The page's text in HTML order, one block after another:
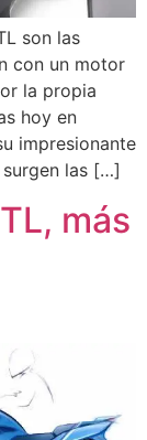
son las
con un motor
la propia
hoy en
impresionante
las […]
más